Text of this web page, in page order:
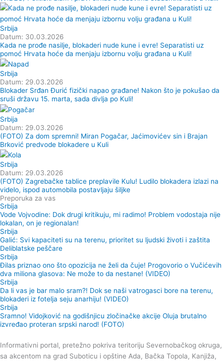
Srbija
Datum: 30.03.2026
Kada ne prođe nasilje, blokaderi nude kune i evre! Separatisti uz
pomoć Hrvata hoće da menjaju izbornu volju građana u Kuli!
Srbija
Datum: 29.03.2026
Blokader Srđan Đurić fizički napao građane! Nakon što je pokušao da
sruši državu 15. marta, sada divlja po Kuli!
Srbija
Datum: 29.03.2026
(FOTO) Za dom spremni! Miran Pogačar, Jaćimovićev sin i Brajan
Brković predvode blokadere u Kuli
Srbija
Datum: 29.03.2026
(FOTO) Zagrebačke tablice preplavile Kulu! Ludilo blokadera izlazi na
videlo, ispod automobila postavljaju šiljke
Preporuka za vas
Srbija
Vode Vojvodine: Dok drugi kritikuju, mi radimo! Problem vodostaja nije
lokalan, on je regionalan!
Srbija
Galić: Svi kapaciteti su na terenu, prioritet su ljudski životi i zaštita
Deliblatske peščare
Srbija
Đilas priznao ono što opozicija ne želi da čuje! Progovorio o Vučićevih
dva miliona glasova: Ne može to da nestane! (VIDEO)
Srbija
Da li vas je bar malo sram?! Dok se naši vatrogasci bore na terenu,
blokaderi iz fotelja seju anarhiju! (VIDEO)
Srbija
Sramno! Vidojković na godišnjicu zločinačke akcije Oluja brutalno
izvređao proteran srpski narod! (FOTO)
Informativni portal, pretežno pokriva teritoriju Severnobačkog okruga,
sa akcentom na grad Suboticu i opštine Ada, Bačka Topola, Kanjiža,